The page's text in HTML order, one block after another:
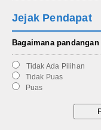
Jejak Pendapat
Bagaimana
Tidak Ada Pilihan
Tidak Puas
Puas